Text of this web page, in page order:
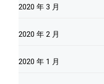
2020 年 3 月
2020 年 2 月
2020 年 1 月